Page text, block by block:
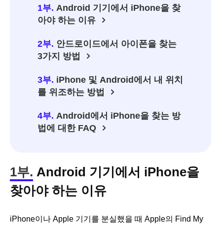
1부. Android 기기에서 iPhone을 찾
아야 하는 이유
2부. 안드로이드에서 아이폰을 찾는
3가지 방법
3부. iPhone 및 Android에서 내 위치
를 위조하는 방법
4부. Android에서 iPhone을 찾는 방
법에 대한 FAQ
1부. Android 기기에서 iPhone을
찾아야 하는 이유
iPhone이나 Apple 기기를 분실했을 때 Apple의 Find My